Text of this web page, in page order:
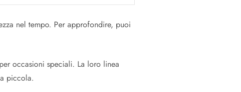
nel tempo. Per approfondire, puoi
occasioni speciali. La loro linea
piccola.